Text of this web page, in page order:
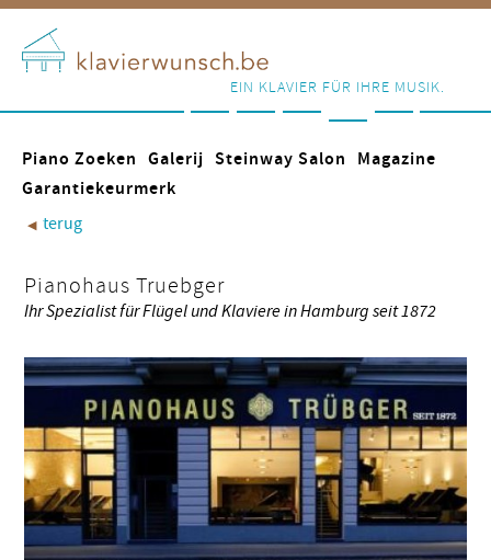
EIN KLAVIER FÜR IHRE MUSIK.
Piano Zoeken Galerij Steinway Salon
Magazine
Garantiekeurmerk
◀︎ terug
Pianohaus Truebger
Ihr Spezialist für Flügel und Klaviere in Hamburg seit 1872